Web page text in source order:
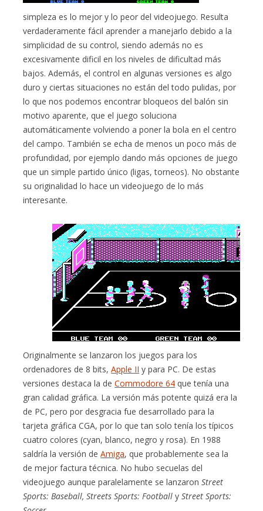
simpleza es lo mejor y lo peor del videojuego. Resulta
verdaderamente fácil aprender a manejarlo debido a la
simplicidad de su control, siendo además no es
excesivamente dificil en los niveles de dificultad más
bajos. Además, el control en algunas versiones es algo
duro y ciertas situaciones no están del todo pulidas, por
lo que nos podemos encontrar bloqueos del balón sin
motivo aparente, que el juego soluciona
automáticamente volviendo a poner la bola en el centro
del campo. También se echa de menos un poco más de
profundidad, por ejemplo dando más opciones de juego
que un simple partido único (ligas, torneos). No obstante
su originalidad lo hace un videojuego de lo más
interesante.
Originalmente se lanzaron los juegos para los
ordenadores de 8 bits,Apple II y para PC. De estas
versiones destaca la deCommodore 64 que tenía una
gran calidad gráfica. La versión más potente quizá era la
de PC, pero por desgracia fue desarrollado para la
tarjeta gráfica CGA, por lo que tan solo tenía los típicos
cuatro colores (cyan, blanco, negro y rosa). En 1988
saldría la versión deAmiga, que probablemente sea la
de mejor factura técnica. No hubo secuelas del
videojuego aunque paralelamente se lanzaronStreet
Sports: Baseball, Streets Sports: Football yStreet Sports: